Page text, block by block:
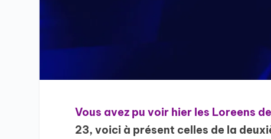
Vous avez pu voir hier les Loreens
23, voici à présent celles de la